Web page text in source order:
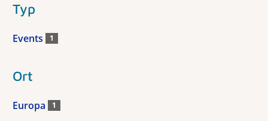
Typ
Events 1
Ort
Europa 1